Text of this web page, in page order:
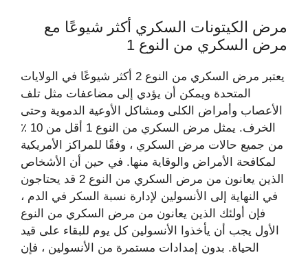
مرض الكيتونات السكري أكثر شيوعًا مع
مرض السكري من النوع 1
يعتبر مرض السكري من النوع 2 أكثر شيوعًا في الولايات
المتحدة ويمكن أن يؤدي إلى مضاعفات مثل تلف
الأعصاب وأمراض الكلى ومشاكل الأوعية الدموية وحتى
الخرف. يمثل مرض السكري من النوع 1 أقل من 10 ٪
من جميع حالات مرض السكري ، وفقًا للمراكز الأمريكية
لمكافحة الأمراض والوقاية منها. في حين أن الأشخاص
الذين يعانون من مرض السكري من النوع 2 قد يحتاجون
في النهاية إلى الأنسولين لإدارة نسبة السكر في الدم ،
فإن أولئك الذين يعانون من مرض السكري من النوع
الأول يجب أن يأخذوا الأنسولين كل يوم للبقاء على قيد
الحياة. بدون إمدادات مستمرة من الأنسولين ، فإن